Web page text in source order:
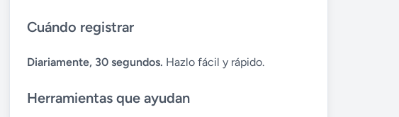
Cuándo registrar
Diariamente, 30 segundos. Hazlo fácil y rápido.
Herramientas que ayudan